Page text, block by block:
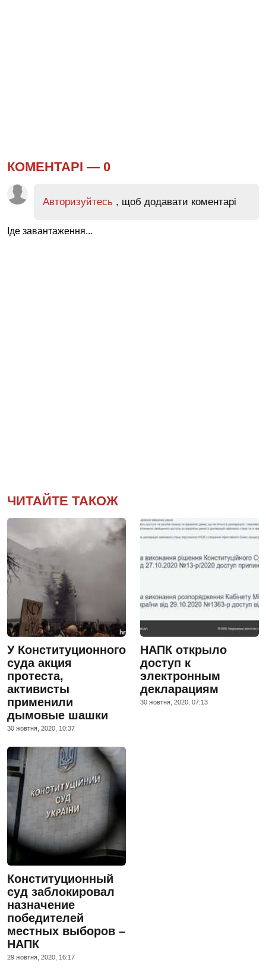
КОМЕНТАРІ — 0
Авторизуйтесь , щоб додавати коментарі
Іде завантаження...
ЧИТАЙТЕ ТАКОЖ
У Конституционного
суда акция
протеста,
активисты
применили
дымовые шашки
30 жовтня, 2020, 10:37
НАПК открыло
доступ к
электронным
декларациям
30 жовтня, 2020, 07:13
Конституционный
суд заблокировал
назначение
победителей
местных выборов –
НАПК
29 жовтня, 2020, 16:17